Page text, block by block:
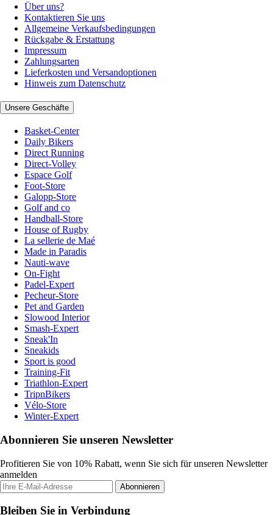
Über uns?
Kontaktieren Sie uns
Allgemeine Verkaufsbedingungen
Rückgabe & Erstattung
Impressum
Zahlungsarten
Lieferkosten und Versandoptionen
Hinweis zum Datenschutz
Unsere Geschäfte
Basket-Center
Daily Bikers
Direct Running
Direct-Volley
Espace Golf
Foot-Store
Galopp-Store
Golf and co
Handball-Store
House of Rugby
La sellerie de Maé
Made in Paradis
Nauti-wave
On-Fight
Padel-Expert
Pecheur-Store
Pet and Garden
Slowood Interior
Smash-Expert
Sneak'In
Sneakids
Sport is good
Training-Fit
Triathlon-Expert
TripnBikers
Vélo-Store
Winter-Expert
Abonnieren Sie unseren Newsletter
Profitieren Sie von 10% Rabatt, wenn Sie sich für unseren Newsletter
anmelden
Abonnieren
Bleiben Sie in Verbindung